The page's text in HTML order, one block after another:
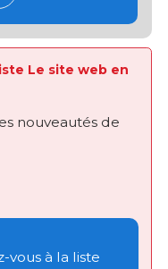
Le site web en
nouveautés de
vous à la liste